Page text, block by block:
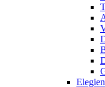
Elegien